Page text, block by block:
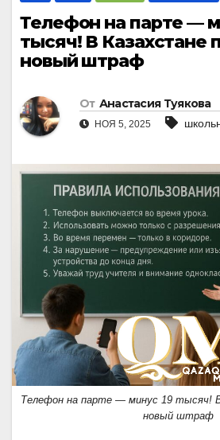
Телефон на парте —
тысяч! В Казахстане
новый штраф
От Анастасия Туякова
НОЯ 5, 2025
Телефон на парте — минус 19 тысяч!
новый штраф